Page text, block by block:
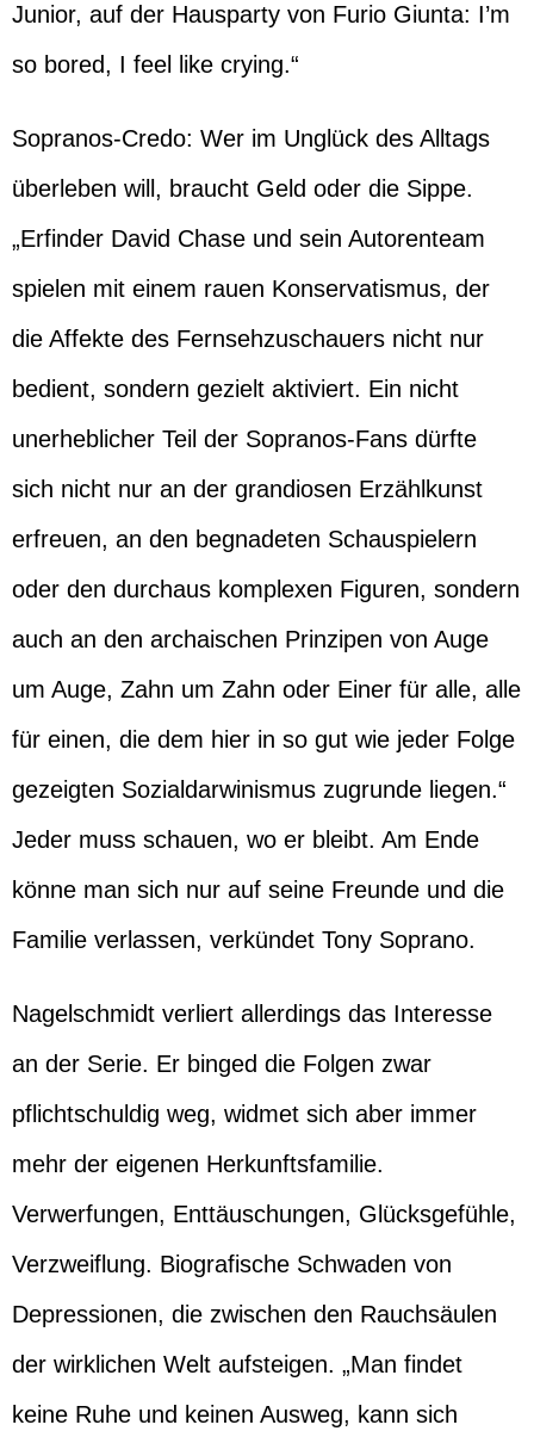
Junior, auf der Hausparty von Furio Giunta: I’m
so bored, I feel like crying.“
Sopranos-Credo: Wer im Unglück des Alltags
überleben will, braucht Geld oder die Sippe.
„Erfinder David Chase und sein Autorenteam
spielen mit einem rauen Konservatismus, der
die Affekte des Fernsehzuschauers nicht nur
bedient, sondern gezielt aktiviert. Ein nicht
unerheblicher Teil der Sopranos-Fans dürfte
sich nicht nur an der grandiosen Erzählkunst
erfreuen, an den begnadeten Schauspielern
oder den durchaus komplexen Figuren, sondern
auch an den archaischen Prinzipen von Auge
um Auge, Zahn um Zahn oder Einer für alle, alle
für einen, die dem hier in so gut wie jeder Folge
gezeigten Sozialdarwinismus zugrunde liegen.“
Jeder muss schauen, wo er bleibt. Am Ende
könne man sich nur auf seine Freunde und die
Familie verlassen, verkündet Tony Soprano.
Nagelschmidt verliert allerdings das Interesse
an der Serie. Er binged die Folgen zwar
pflichtschuldig weg, widmet sich aber immer
mehr der eigenen Herkunftsfamilie.
Verwerfungen, Enttäuschungen, Glücksgefühle,
Verzweiflung. Biografische Schwaden von
Depressionen, die zwischen den Rauchsäulen
der wirklichen Welt aufsteigen. „Man findet
keine Ruhe und keinen Ausweg, kann sich